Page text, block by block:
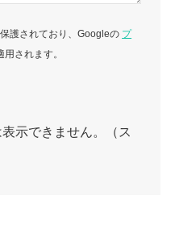
護されており、Googleの プ
用されます。
示できません。（ス